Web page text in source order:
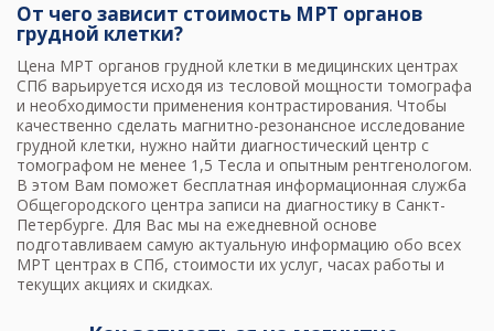
От чего зависит стоимость МРТ органов
грудной клетки?
Цена МРТ органов грудной клетки в медицинских центрах
СПб варьируется исходя из тесловой мощности томографа
и необходимости применения контрастирования. Чтобы
качественно сделать магнитно-резонансное исследование
грудной клетки, нужно найти диагностический центр с
томографом не менее 1,5 Тесла и опытным рентгенологом.
В этом Вам поможет бесплатная информационная служба
Общегородского центра записи на диагностику в Санкт-
Петербурге. Для Вас мы на ежедневной основе
подготавливаем самую актуальную информацию обо всех
МРТ центрах в СПб, стоимости их услуг, часах работы и
текущих акциях и скидках.